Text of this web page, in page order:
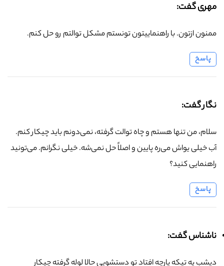
مهری گفت:
ممنون ازتون. با راهنماییتون تونستم مشکل توالتم رو حل کنم.
پاسخ
نگار گفت:
سلام، من تنها هستم و چاه توالت گرفته، نمی‌دونم باید چیکار کنم.
آب خیلی یواش می‌ره پایین و اصلاً حل نمی‌شه. خیلی نگرانم. می‌تونید
راهنمایی کنید؟
پاسخ
ناشناس گفت:
دیشب یه تیکه پارچه افتاد تو دستشویی حالا لوله گرفته چیکار